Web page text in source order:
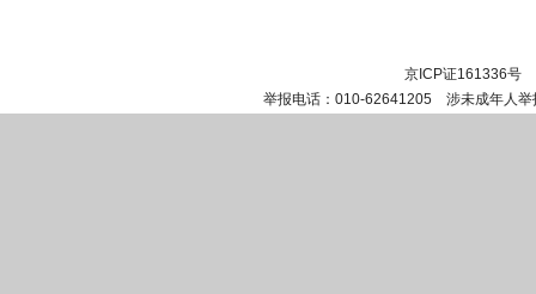
京ICP证161336号
举报电话：010-62641205 涉未成年人